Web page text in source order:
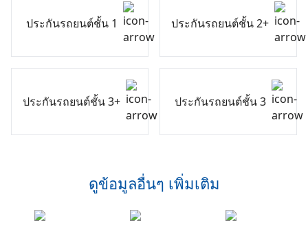
ประกันรถยนต์ชั้น 1 ประกันรถยนต์ชั้น 2+
ประกันรถยนต์ชั้น 3+ ประกันรถยนต์ชั้น 3
ดูข้อมูลอื่นๆ เพิ่มเติม